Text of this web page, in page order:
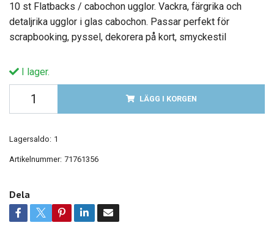
10 st Flatbacks / cabochon ugglor. Vackra, färgrika och
detaljrika ugglor i glas cabochon. Passar perfekt för
scrapbooking, pyssel, dekorera på kort, smyckestil
I lager.
LÄGG I KORGEN
Lagersaldo: 1
Artikelnummer: 71761356
Dela